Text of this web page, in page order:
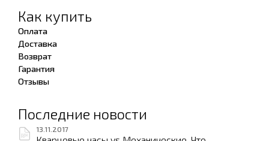
Как купить
Оплата
Доставка
Возврат
Гарантия
Отзывы
Последние новости
13.11.2017